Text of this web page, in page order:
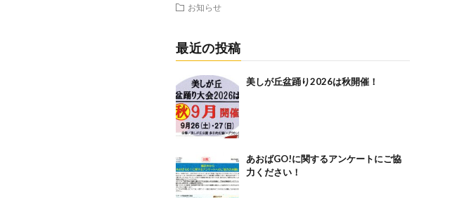
お知らせ
最近の投稿
美しが丘盆踊り2026は秋開催！
あおばGO!に関するアンケートにご協
力ください！